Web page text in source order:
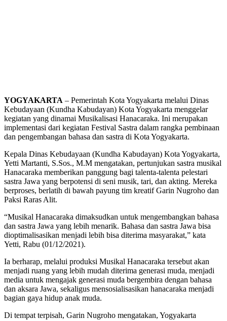
YOGYAKARTA – Pemerintah Kota Yogyakarta melalui Dinas
Kebudayaan (Kundha Kabudayan) Kota Yogyakarta menggelar
kegiatan yang dinamai Musikalisasi Hanacaraka. Ini merupakan
implementasi dari kegiatan Festival Sastra dalam rangka pembinaan
dan pengembangan bahasa dan sastra di Kota Yogyakarta.
Kepala Dinas Kebudayaan (Kundha Kabudayan) Kota Yogyakarta,
Yetti Martanti, S.Sos., M.M mengatakan, pertunjukan sastra musikal
Hanacaraka memberikan panggung bagi talenta-talenta pelestari
sastra Jawa yang berpotensi di seni musik, tari, dan akting. Mereka
berproses, berlatih di bawah payung tim kreatif Garin Nugroho dan
Paksi Raras Alit.
“Musikal Hanacaraka dimaksudkan untuk mengembangkan bahasa
dan sastra Jawa yang lebih menarik. Bahasa dan sastra Jawa bisa
dioptimalisasikan menjadi lebih bisa diterima masyarakat,” kata
Yetti, Rabu (01/12/2021).
Ia berharap, melalui produksi Musikal Hanacaraka tersebut akan
menjadi ruang yang lebih mudah diterima generasi muda, menjadi
media untuk mengajak generasi muda bergembira dengan bahasa
dan aksara Jawa, sekaligus mensosialisasikan hanacaraka menjadi
bagian gaya hidup anak muda.
Di tempat terpisah, Garin Nugroho mengatakan, Yogyakarta